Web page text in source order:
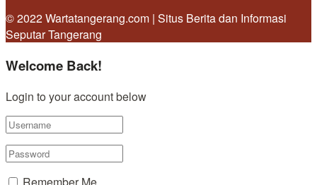
© 2022 Wartatangerang.com | Situs Berita dan Informasi
Seputar Tangerang
Welcome Back!
Login to your account below
Remember Me